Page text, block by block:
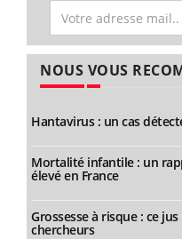
NOUS VOUS
Hantavirus : un cas
Mortalité infantile : un
élevé en France
Grossesse à risque : ce
chercheurs